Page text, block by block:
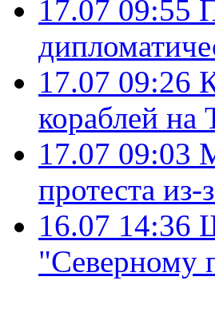
17.07 09:55
17.07 09:26
кораблей на
17.07 09:03
протеста из-
16.07 14:36
"Северному